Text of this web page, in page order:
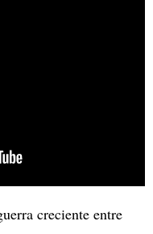
creciente entre